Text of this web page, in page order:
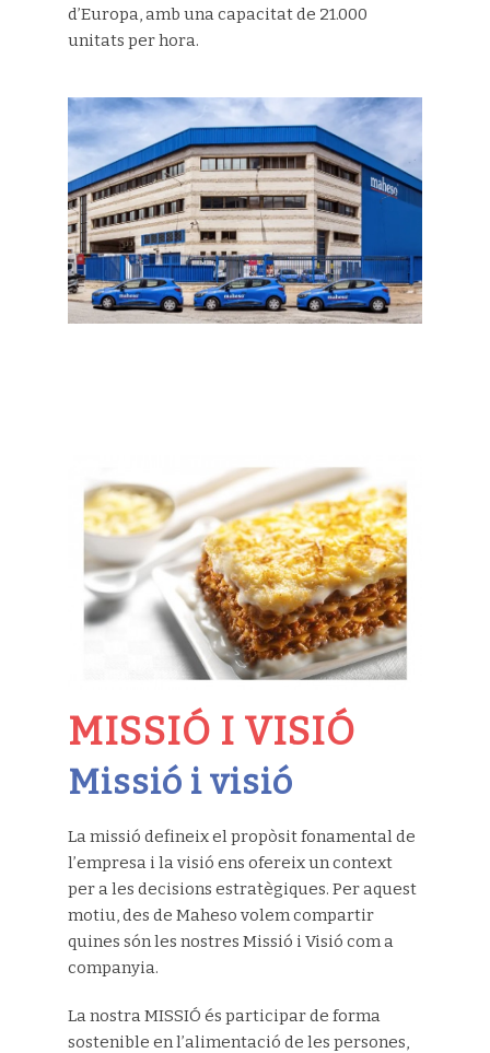
d’Europa, amb una capacitat de 21.000
unitats per hora.
MISSIÓ I VISIÓ
Missió i visió
La missió defineix el propòsit fonamental de
l’empresa i la visió ens ofereix un context
per a les decisions estratègiques. Per aquest
motiu, des de Maheso volem compartir
quines són les nostres Missió i Visió com a
companyia.
La nostra MISSIÓ és participar de forma
sostenible en l’alimentació de les persones,